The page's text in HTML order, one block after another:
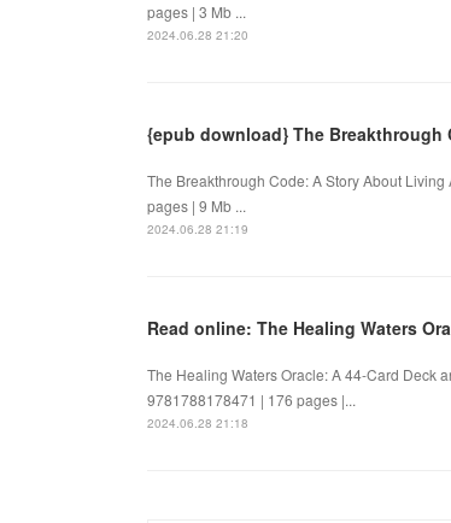
pages | 3 Mb ...
2024.06.28 21:20
{epub download} The
The Breakthrough Code: A Story About
pages | 9 Mb ...
2024.06.28 21:19
Read online: The Healing Waters
The Healing Waters Oracle: A 44-Card Deck
9781788178471 | 176 pages |...
2024.06.28 21:18